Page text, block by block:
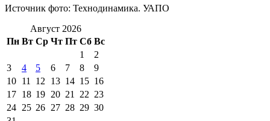
Источник фото: Технодинамика. УАПО
Август 2026
Пн Вт Ср Чт Пт Сб Вс
1
2
3
4 5 6 7 8
9
10 11 12 13 14 15 16
17 18 19 20 21 22 23
24 25 26 27 28 29 30